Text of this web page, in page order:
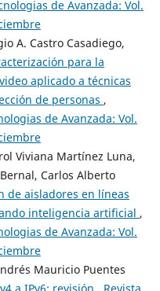
de Avanzada: Vol.
A. Castro Casadiego,
para la
aplicado a técnicas
de personas ,
de Avanzada: Vol.
Viviana Martínez Luna,
Carlos Alberto
de aisladores en líneas
inteligencia artificial ,
de Avanzada: Vol.
Mauricio Puentes
a IPv6: revisión , Revista